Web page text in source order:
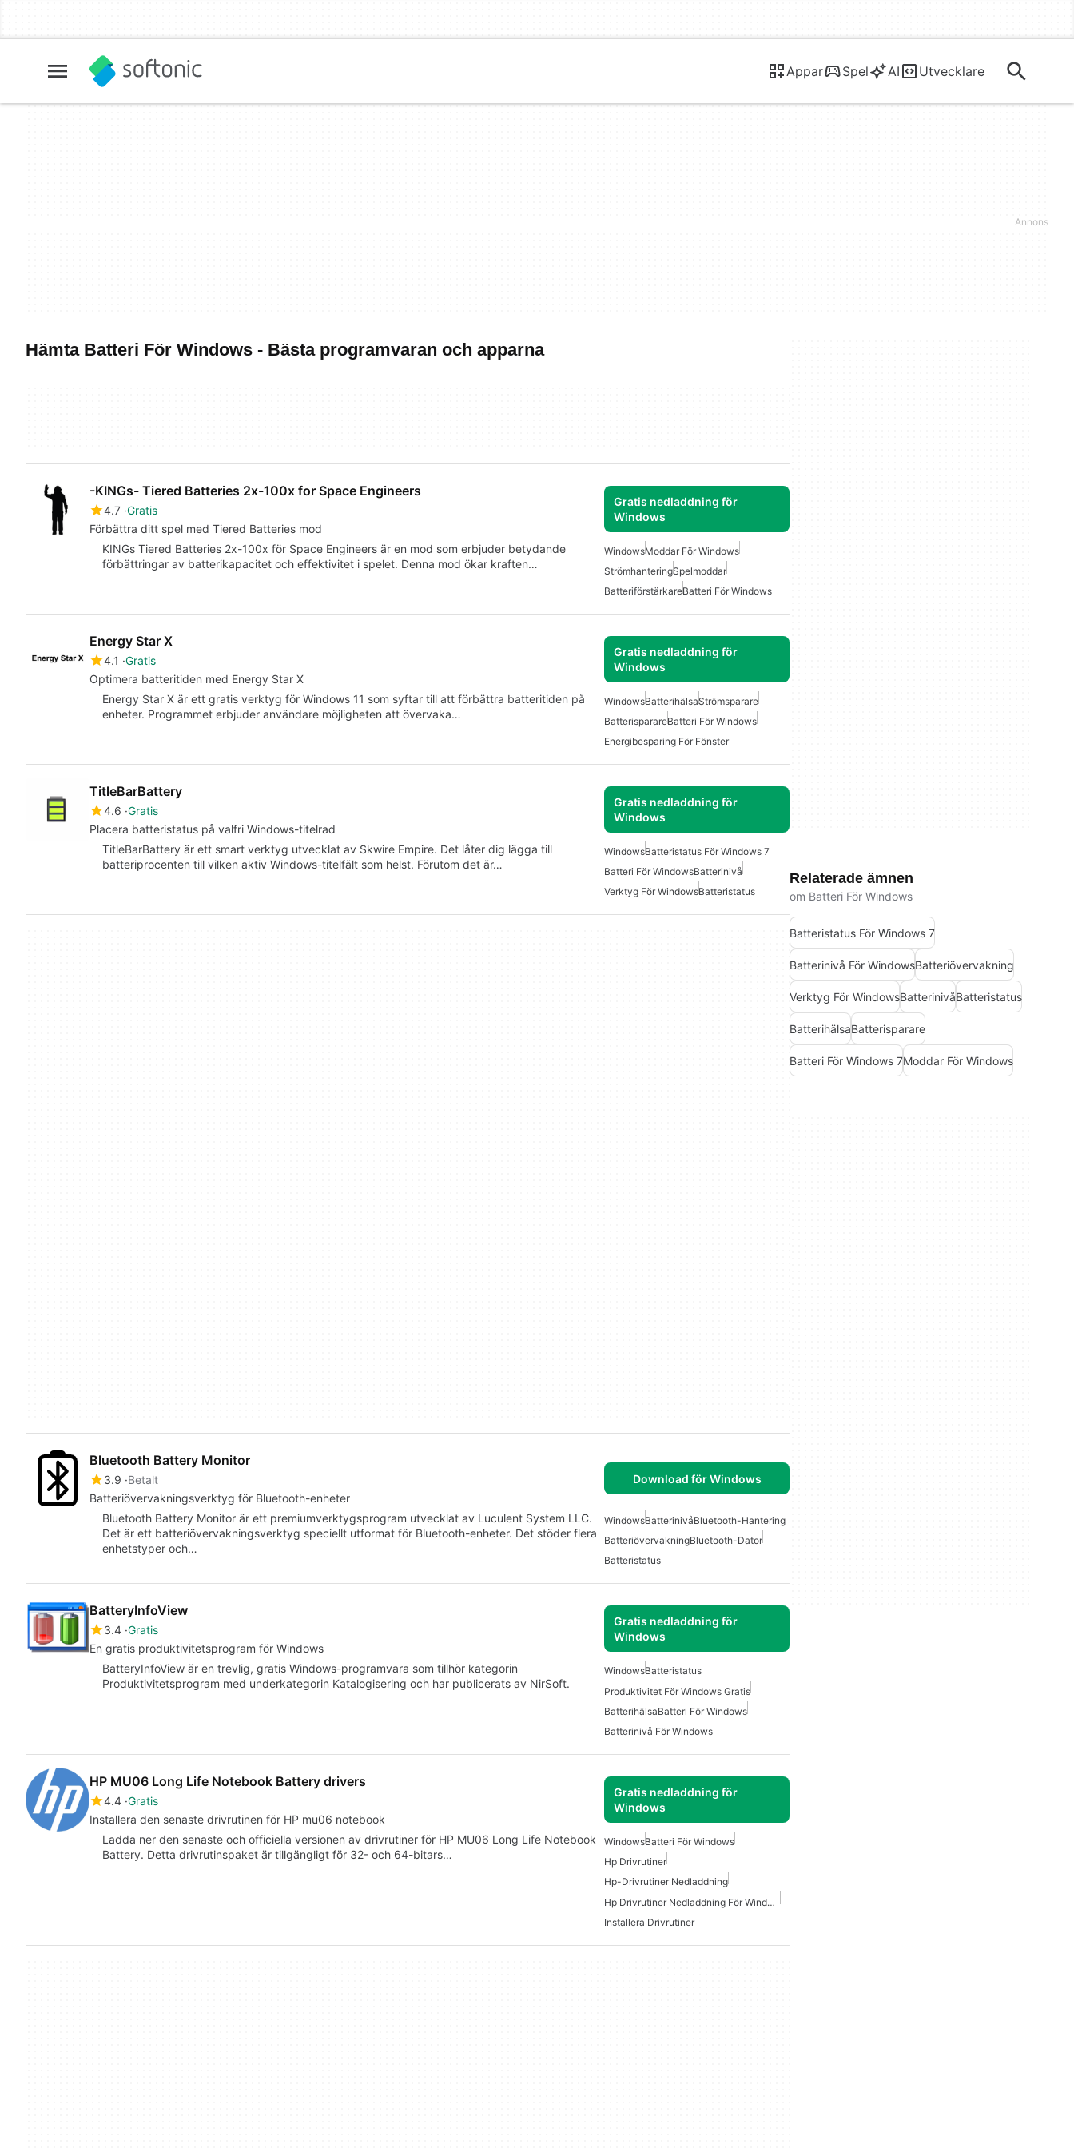
Appar Spel AI Utvecklare
Hämta Batteri För Windows - Bästa programvaran och apparna
-KINGs- Tiered Batteries 2x-100x for Space Engineers
4.7 Gratis
Förbättra ditt spel med Tiered Batteries mod
Gratis nedladdning för
Windows
KINGs Tiered Batteries 2x-100x för Space Engineers är en mod som erbjuder betydande
förbättringar av batterikapacitet och effektivitet i spelet. Denna mod ökar kraften…
WindowsModdar För Windows
StrömhanteringSpelmoddar
BatteriförstärkareBatteri För Windows
Energy Star X
4.1 Gratis
Optimera batteritiden med Energy Star X
Gratis nedladdning för
Windows
Energy Star X är ett gratis verktyg för Windows 11 som syftar till att förbättra batteritiden på
enheter. Programmet erbjuder användare möjligheten att övervaka…
WindowsBatterihälsaStrömsparare
BatterisparareBatteri För Windows
Energibesparing För Fönster
TitleBarBattery
4.6 Gratis
Placera batteristatus på valfri Windows-titelrad
Gratis nedladdning för
Windows
TitleBarBattery är ett smart verktyg utvecklat av Skwire Empire. Det låter dig lägga till
batteriprocenten till vilken aktiv Windows-titelfält som helst. Förutom det är…
WindowsBatteristatus För Windows 7
Batteri För WindowsBatterinivå
Verktyg För WindowsBatteristatus
Bluetooth Battery Monitor
3.9 Betalt
Batteriövervakningsverktyg för Bluetooth-enheter
Download för Windows
Bluetooth Battery Monitor är ett premiumverktygsprogram utvecklat av Luculent System LLC.
Det är ett batteriövervakningsverktyg speciellt utformat för Bluetooth-enheter. Det stöder flera
enhetstyper och…
WindowsBatterinivåBluetooth-Hantering
BatteriövervakningBluetooth-Dator
Batteristatus
BatteryInfoView
3.4 Gratis
En gratis produktivitetsprogram för Windows
Gratis nedladdning för
Windows
BatteryInfoView är en trevlig, gratis Windows-programvara som tillhör kategorin
Produktivitetsprogram med underkategorin Katalogisering och har publicerats av NirSoft.
WindowsBatteristatus
Produktivitet För Windows Gratis
BatterihälsaBatteri För Windows
Batterinivå För Windows
HP MU06 Long Life Notebook Battery drivers
4.4 Gratis
Installera den senaste drivrutinen för HP mu06 notebook
Gratis nedladdning för
Windows
Ladda ner den senaste och officiella versionen av drivrutiner för HP MU06 Long Life Notebook
Battery. Detta drivrutinspaket är tillgängligt för 32- och 64-bitars…
WindowsBatteri För Windows
Hp Drivrutiner
Hp-Drivrutiner Nedladdning
Hp Drivrutiner Nedladdning För Windows
Installera Drivrutiner
Relaterade ämnen
om Batteri För Windows
Batteristatus För Windows 7
Batterinivå För WindowsBatteriövervakning
Verktyg För WindowsBatterinivåBatteristatus
BatterihälsaBatterisparare
Batteri För Windows 7Moddar För Windows